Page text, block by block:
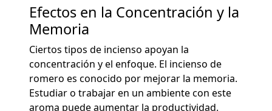
Efectos en la Concentración y la
Memoria
Ciertos tipos de incienso apoyan la
concentración y el enfoque. El incienso de
romero es conocido por mejorar la memoria.
Estudiar o trabajar en un ambiente con este
aroma puede aumentar la productividad.